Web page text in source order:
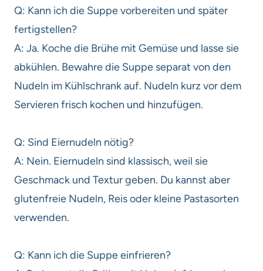
Q: Kann ich die Suppe vorbereiten und später
fertigstellen?
A: Ja. Koche die Brühe mit Gemüse und lasse sie
abkühlen. Bewahre die Suppe separat von den
Nudeln im Kühlschrank auf. Nudeln kurz vor dem
Servieren frisch kochen und hinzufügen.
Q: Sind Eiernudeln nötig?
A: Nein. Eiernudeln sind klassisch, weil sie
Geschmack und Textur geben. Du kannst aber
glutenfreie Nudeln, Reis oder kleine Pastasorten
verwenden.
Q: Kann ich die Suppe einfrieren?